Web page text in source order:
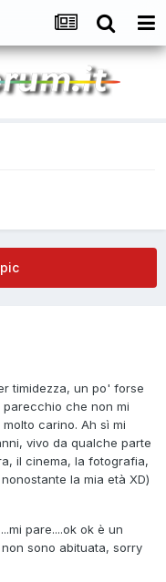
timidezza, un po' forse
parecchio che non mi
carino. Ah sì mi
vivo da qualche parte
il cinema, la fotografia,
la mia età XD)
pare....ok ok è un
sono abituata, sorry